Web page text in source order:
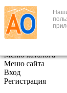
+7 (495) 646-888-1
В корзине
Меню каталога
Меню сайта
Вход
Регистрация